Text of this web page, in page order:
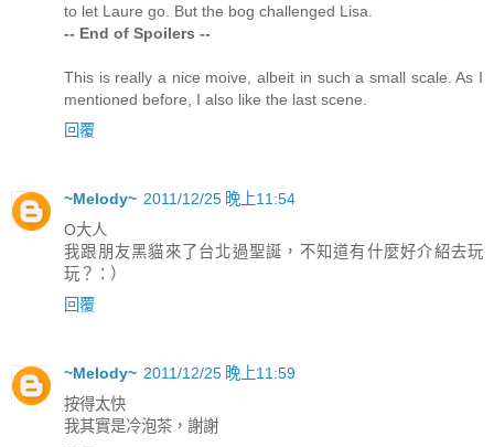
to let Laure go. But the bog challenged Lisa.
-- End of Spoilers --
This is really a nice moive, albeit in such a small scale. As I
mentioned before, I also like the last scene.
回覆
~Melody~ 2011/12/25 晚上11:54
O大人
我跟朋友黑貓來了台北過聖誕，不知道有什麼好介紹去玩
玩？：）
回覆
~Melody~ 2011/12/25 晚上11:59
按得太快
我其實是冷泡茶，謝謝